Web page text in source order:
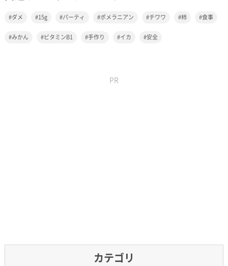
ダメ 15g パーティ ポメラニアン チワワ 柿 食事
みかん ビタミンB1 手作り イカ 安全
PR
カテゴリ